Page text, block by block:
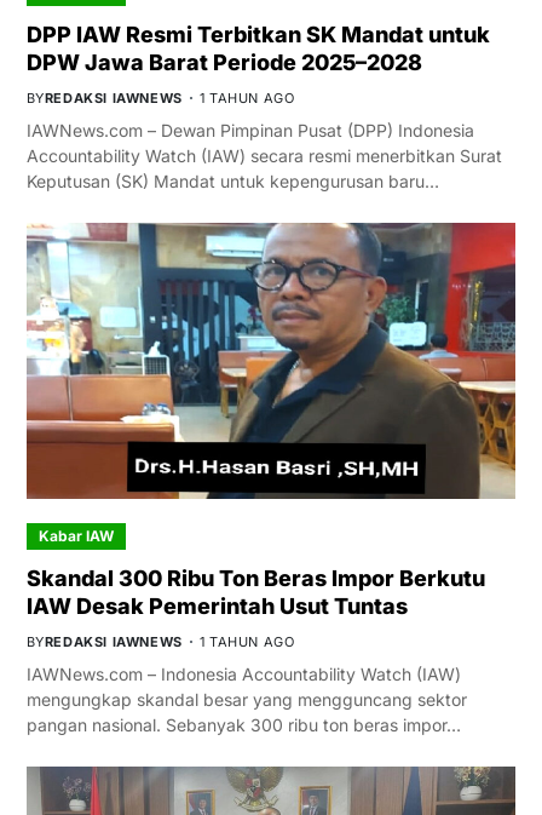
DPP IAW Resmi Terbitkan SK Mandat untuk
DPW Jawa Barat Periode 2025–2028
BYREDAKSI IAWNEWS 1 TAHUN AGO
IAWNews.com – Dewan Pimpinan Pusat (DPP) Indonesia
Accountability Watch (IAW) secara resmi menerbitkan Surat
Keputusan (SK) Mandat untuk kepengurusan baru…
Kabar IAW
Skandal 300 Ribu Ton Beras Impor Berkutu
IAW Desak Pemerintah Usut Tuntas
BYREDAKSI IAWNEWS 1 TAHUN AGO
IAWNews.com – Indonesia Accountability Watch (IAW)
mengungkap skandal besar yang mengguncang sektor
pangan nasional. Sebanyak 300 ribu ton beras impor…